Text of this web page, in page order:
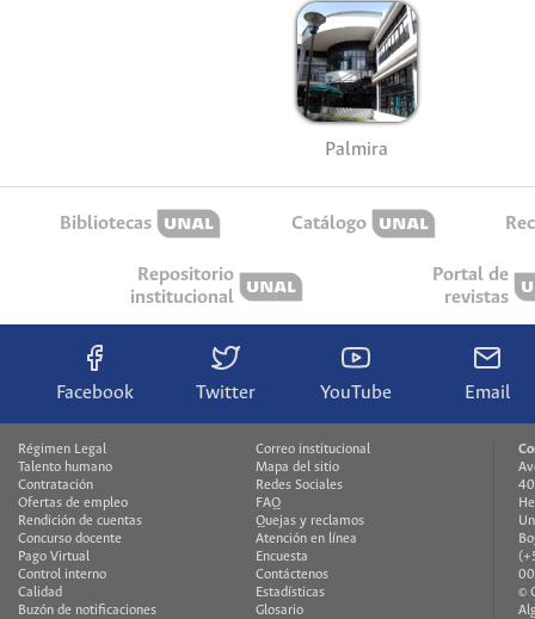
Palmira
Bibliotecas Catálogo
Repositorio
institucional
Portal de
revistas
Facebook Twitter YouTube Email
Régimen Legal
Talento humano
Contratación
Ofertas de empleo
Rendición de cuentas
Concurso docente
Pago Virtual
Control interno
Calidad
Buzón de notificaciones
Correo institucional
Mapa del sitio
Redes Sociales
FAQ
Quejas y reclamos
Atención en línea
Encuesta
Contáctenos
Estadísticas
Glosario
©